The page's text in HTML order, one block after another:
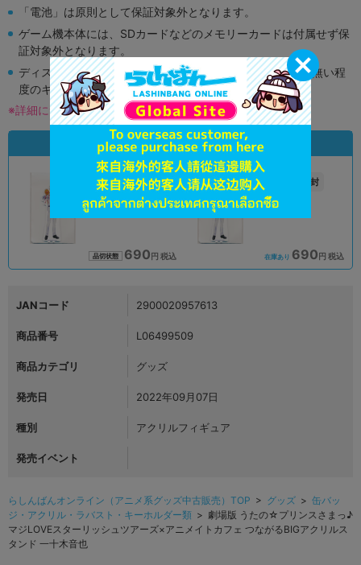
「電池」は原則として保証対象外となります。
ゲーム機本体には、SDカードなどのメモリーカードは付属せず保
証対象外となります。
ディスク類の読み取り面のキズに関しまして再生に支障が無い程
度のキズがある場合がございます。
※詳細につきましてはコチラ
状態違いの同一商品
状態 :A
オンライン
品切状態 690 円 税込
未開封
オンライン
在庫あり 690 円 税込
JANコード 2900020957613
商品番号 L06499509
商品カテゴリ グッズ
発売日 2022年09月07日
種別 アクリルフィギュア
発売イベント
らしんばんオンライン（アニメ系グッズ中古販売）TOP > グッズ > 缶バッ
ジ・アクリル・ラバスト・キーホルダー類 > 劇場版 うたの☆プリンスさまっ♪
マジLOVEスターリッシュツアーズ×アニメイトカフェ つながるBIGアクリルス
タンド 一十木音也